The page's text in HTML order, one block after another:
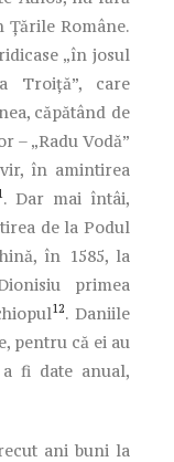
Române.
„în josul
Troiţă”, care
căpătând de
– „Radu Vodă”
în amintirea
. Dar mai întâi,
de la Podul
în 1585, la
primea
12. Daniile
pentru că ei au
fi date anual,
ani buni la